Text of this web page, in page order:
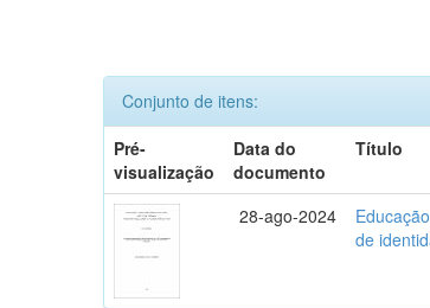
Conjunto de itens:
Pré-
visualização
Data do
documento
Título
28-ago-2024
de